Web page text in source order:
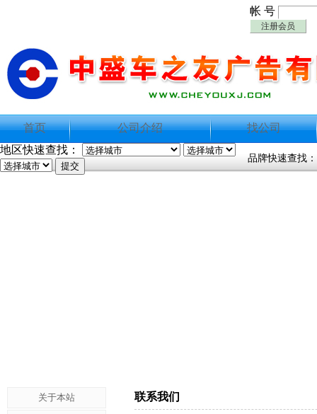
帐 号
注册会员
首页 公司介绍
找公司
地区快速查找：
品牌快速查找
关于本站 联系我们